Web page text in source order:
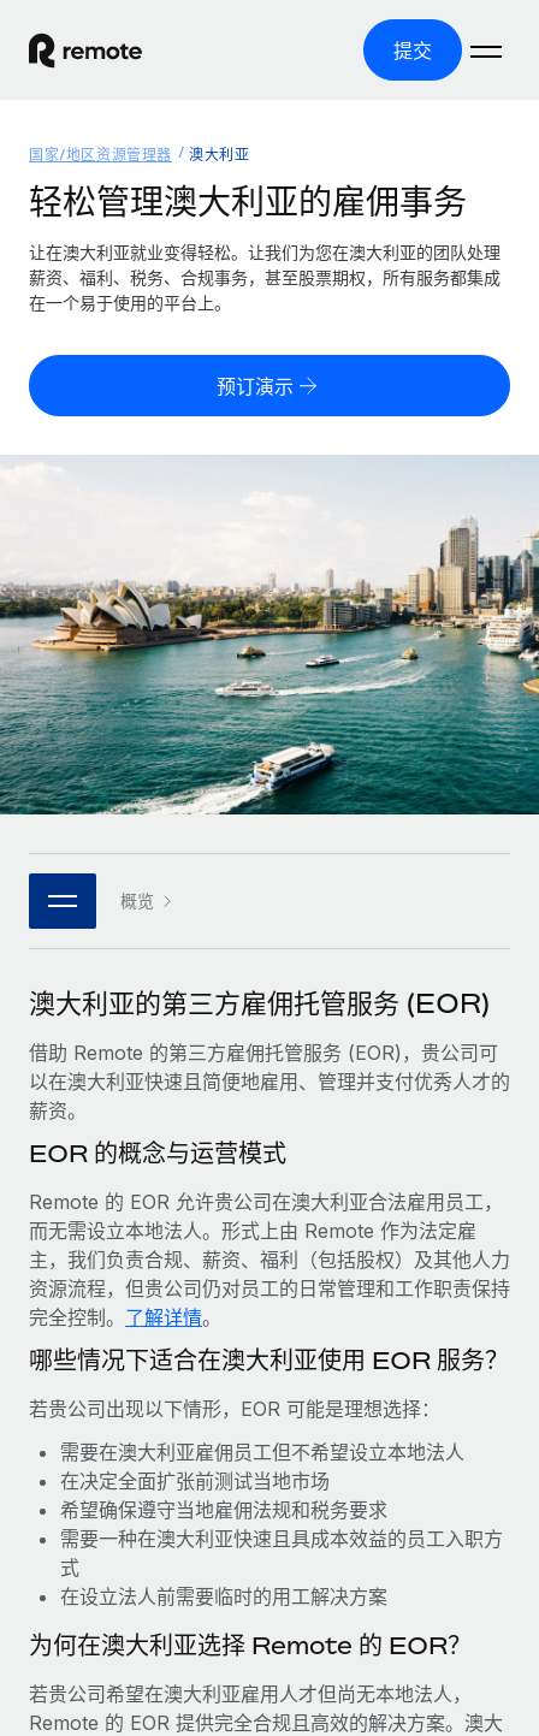
提交
产品
全球招聘
全球薪资管理
轻松运行合规薪资
零实体成本实现全球扩张
PEO
外包复杂雇佣任务
基础设施
Remote Embedded
将人力资源无缝融入工作流程
团队的内置核心人力资源功能
连接 新的
使用我们的 MCP 将任何人工智能工具与 Remote 平台相连
借助核心业务工具简化流程
服务
获得全球人力资源与合规方面的专家帮助
背景调查
简化候选人筛选流程
合规守望台
防范合规风险
设备管理
在全球范围内配置和跟踪 IT 设备
实体设立
快速建立合规实体
人员调配与搬迁
轻松搬迁员工
轻松管理员工福利
覆盖全球
美国各州浏览器
成长阶段
初创企业
为成长型企业量身打造的全球敏捷型人力资源与薪资解决方案
中型市场
通过定制化人力资源解决方案扩展团队
企业
与我们携手合作
战略技术合作伙伴
与我们共探合作机遇
案例研究
资源
工具与计算器
误分类风险计算工具
探索全球合同工的结算货币选项与结算速度
通过 REMOTE 学习
研究与指引
案例研究
人力资源术语表
核对表和模板
职位描述库
网络研讨会
活动
新闻室
薪金与人才洞察
洞察中心
获得支持
查看全部资源
博客
EOR compliance
As the global workforce continues to expand in response
to the demands of today’s labor market, the...
了解更多
What a Workday global payroll implementation
actually looks like
six-month project with a dedicated team....
定价
中文（简体）
Nederlands
Français
Deutsch
Español
Italiano
Português (Portugal)
日本語
한국어
中文（简体）
登录
国家/地区资源管理器 澳大利亚
轻松管理澳大利亚的雇佣事务
让在澳大利亚就业变得轻松。让我们为您在澳大利亚的团队处理
薪资、福利、税务、合规事务，甚至股票期权，所有服务都集成
在一个易于使用的平台上。
预订演示
概览
澳大利亚的第三方雇佣托管服务 (EOR)
借助 Remote 的第三方雇佣托管服务 (EOR)，贵公司可
以在澳大利亚快速且简便地雇用、管理并支付优秀人才的
薪资。
EOR 的概念与运营模式
Remote 的 EOR 允许贵公司在澳大利亚合法雇用员工，
而无需设立本地法人。形式上由 Remote 作为法定雇
主，我们负责合规、薪资、福利（包括股权）及其他人力
资源流程，但贵公司仍对员工的日常管理和工作职责保持
完全控制。 了解详情。
哪些情况下适合在澳大利亚使用 EOR 服务？
若贵公司出现以下情形，EOR 可能是理想选择：
需要在澳大利亚雇佣员工但不希望设立本地法人
在决定全面扩张前测试当地市场
希望确保遵守当地雇佣法规和税务要求
需要一种在澳大利亚快速且具成本效益的员工入职方
式
在设立法人前需要临时的用工解决方案
为何在澳大利亚选择 Remote 的 EOR？
若贵公司希望在澳大利亚雇用人才但尚无本地法人，
Remote 的 EOR 提供完全合规且高效的解决方案。澳大